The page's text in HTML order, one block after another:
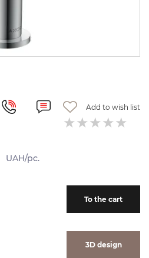
Add to wish list
UAH/pc.
To the cart
3D design